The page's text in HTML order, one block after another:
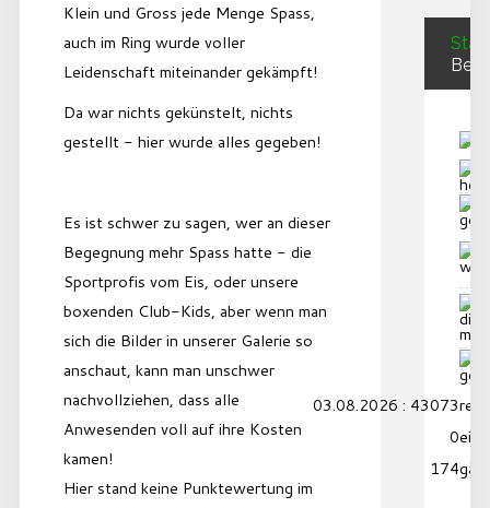
Klein und Gross jede Menge Spass,
auch im Ring wurde voller
Leidenschaft miteinander gekämpft!
Da war nichts gekünstelt, nichts
gestellt - hier wurde alles gegeben!
Es ist schwer zu sagen, wer an dieser
Begegnung mehr Spass hatte - die
Sportprofis vom Eis, oder unsere
boxenden Club-Kids, aber wenn man
sich die Bilder in unserer Galerie so
anschaut, kann man unschwer
nachvollziehen, dass alle
Anwesenden voll auf ihre Kosten
kamen!
Hier stand keine Punktewertung im
03.08.2026 : 43073
0
174